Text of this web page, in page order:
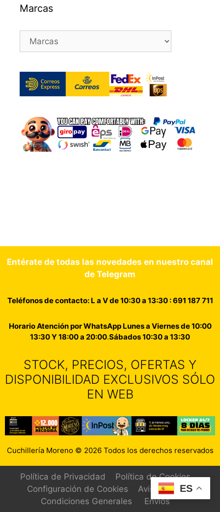
Marcas
Entérate de todas las novedades en nuestro canal
de Telegram
Teléfonos de contacto: L a V de 10:30 a 13:30 : 691 187 711
Horario Atención por WhatsApp Lunes a Viernes de 10:00
13:30 Y 18:00 a 20:00.Sábados 10:30 a 13:30
STOCK, PRECIOS, OFERTAS Y
DISPONIBILIDAD EXCLUSIVOS SÓLO
EN WEB
Cuchillería Moreno © 2026 Todos los derechos reservados
ES
Política de Privacidad
Política de Cookies
Configuración de Cookies
Aviso Legal
Condiciones Generales
Envíos